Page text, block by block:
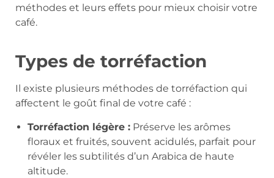
méthodes et leurs effets pour mieux choisir votre
café.
Types de torréfaction
Il existe plusieurs méthodes de torréfaction qui
affectent le goût final de votre café :
Torréfaction légère : Préserve les arômes
floraux et fruités, souvent acidulés, parfait pour
révéler les subtilités d’un Arabica de haute
altitude.